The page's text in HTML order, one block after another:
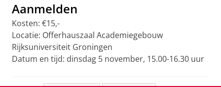
Aanmelden
Kosten: €15,-
Locatie: Offerhauszaal Academiegebouw
Rijksuniversiteit Groningen
Datum en tijd: dinsdag 5 november, 15.00-16.30 uur